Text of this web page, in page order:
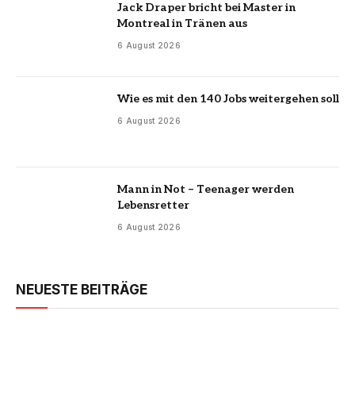
Jack Draper bricht bei Master in
Montreal in Tränen aus
6 August 2026
Wie es mit den 140 Jobs weitergehen soll
6 August 2026
Mann in Not – Teenager werden
Lebensretter
6 August 2026
NEUESTE BEITRÄGE